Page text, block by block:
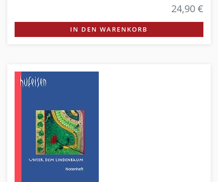
24,90 €
IN DEN WARENKORB